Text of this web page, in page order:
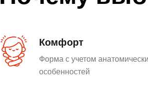
Комфорт
Форма с учетом
особенностей